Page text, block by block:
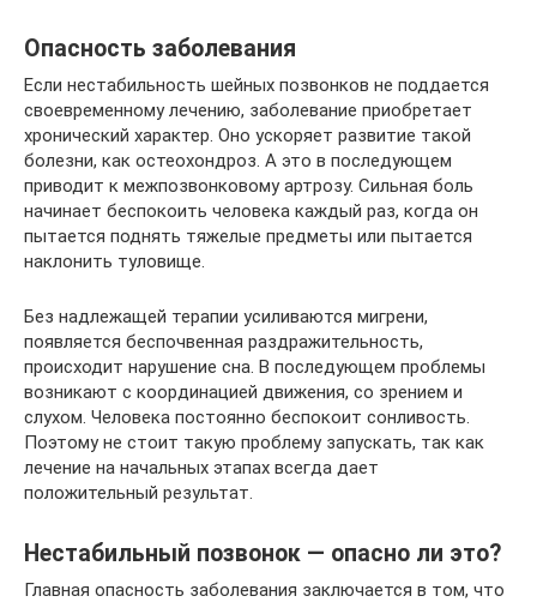
Опасность заболевания
Если нестабильность шейных позвонков не поддается
своевременному лечению, заболевание приобретает
хронический характер. Оно ускоряет развитие такой
болезни, как остеохондроз. А это в последующем
приводит к межпозвонковому артрозу. Сильная боль
начинает беспокоить человека каждый раз, когда он
пытается поднять тяжелые предметы или пытается
наклонить туловище.
Без надлежащей терапии усиливаются мигрени,
появляется беспочвенная раздражительность,
происходит нарушение сна. В последующем проблемы
возникают с координацией движения, со зрением и
слухом. Человека постоянно беспокоит сонливость.
Поэтому не стоит такую проблему запускать, так как
лечение на начальных этапах всегда дает
положительный результат.
Нестабильный позвонок — опасно ли это?
Главная опасность заболевания заключается в том, что